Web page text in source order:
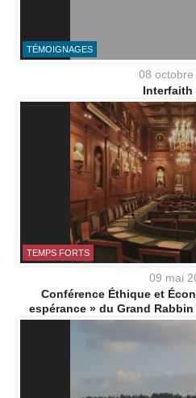
TÉMOIGNAGES
08
Interfaith
TEMPS FORTS
09 mai
Conférence Éthique et
espérance » du Grand